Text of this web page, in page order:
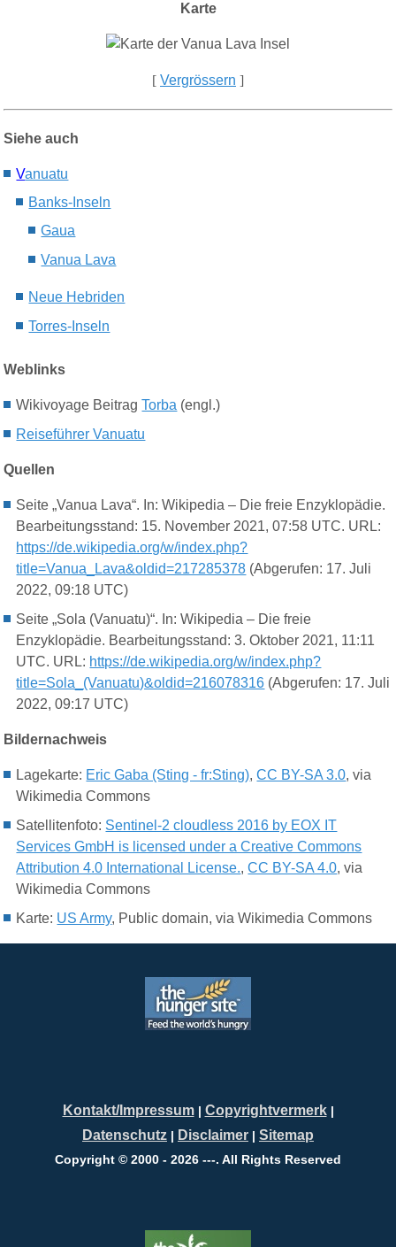
Karte
[ Vergrössern ]
Siehe auch
Vanuatu
Banks-Inseln
Gaua
Vanua Lava
Neue Hebriden
Torres-Inseln
Weblinks
Wikivoyage BeitragTorba (engl.)
Reiseführer Vanuatu
Quellen
Seite „Vanua Lava“. In: Wikipedia – Die freie Enzyklopädie.
Bearbeitungsstand: 15. November 2021, 07:58 UTC. URL:
https://de.wikipedia.org/w/index.php?
title=Vanua_Lava&oldid=217285378 (Abgerufen: 17. Juli
2022, 09:18 UTC)
Seite „Sola (Vanuatu)“. In: Wikipedia – Die freie
Enzyklopädie. Bearbeitungsstand: 3. Oktober 2021, 11:11
UTC. URL: https://de.wikipedia.org/w/index.php?
title=Sola_(Vanuatu)&oldid=216078316 (Abgerufen: 17. Juli
2022, 09:17 UTC)
Bildernachweis
Lagekarte: Eric Gaba (Sting - fr:Sting),CC BY-SA 3.0, via
Wikimedia Commons
Satellitenfoto: Sentinel-2 cloudless 2016 by EOX IT
Services GmbH is licensed under a Creative Commons
Attribution 4.0 International License.,CC BY-SA 4.0, via
Wikimedia Commons
Karte: US Army, Public domain, via Wikimedia Commons
Kontakt/Impressum| Copyrightvermerk|
Datenschutz | Disclaimer | Sitemap
Copyright © 2000 - 2026 ---. All Rights Reserved